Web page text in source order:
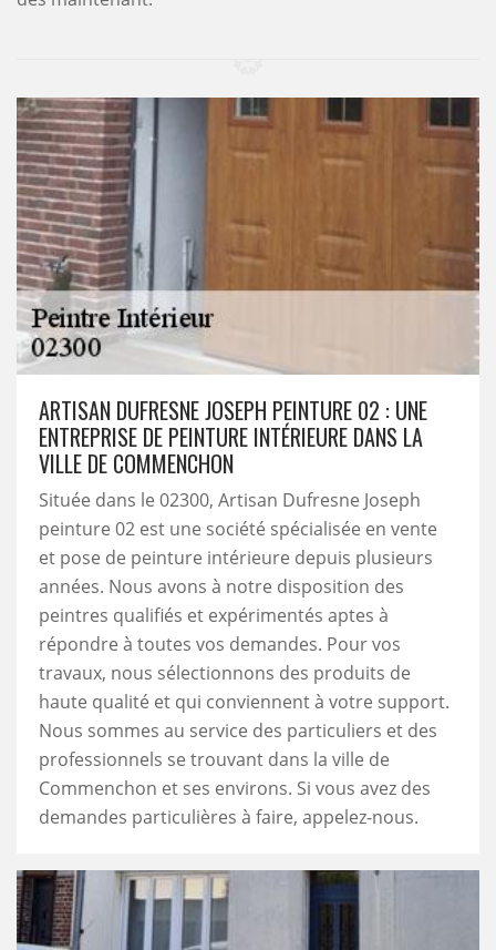
ARTISAN DUFRESNE JOSEPH PEINTURE 02 : UNE
ENTREPRISE DE PEINTURE INTÉRIEURE DANS LA
VILLE DE COMMENCHON
Située dans le 02300, Artisan Dufresne Joseph
peinture 02 est une société spécialisée en vente
et pose de peinture intérieure depuis plusieurs
années. Nous avons à notre disposition des
peintres qualifiés et expérimentés aptes à
répondre à toutes vos demandes. Pour vos
travaux, nous sélectionnons des produits de
haute qualité et qui conviennent à votre support.
Nous sommes au service des particuliers et des
professionnels se trouvant dans la ville de
Commenchon et ses environs. Si vous avez des
demandes particulières à faire, appelez-nous.